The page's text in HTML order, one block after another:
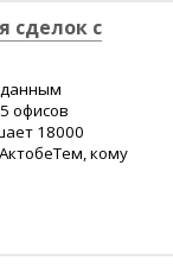
сделок с
данным
офисов
18000
кому